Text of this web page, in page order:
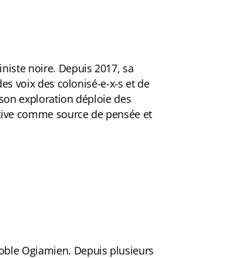
noire. Depuis 2017, sa
voix des colonisé-e-x-s et de
exploration déploie des
comme source de pensée et
Ogiamien. Depuis plusieurs